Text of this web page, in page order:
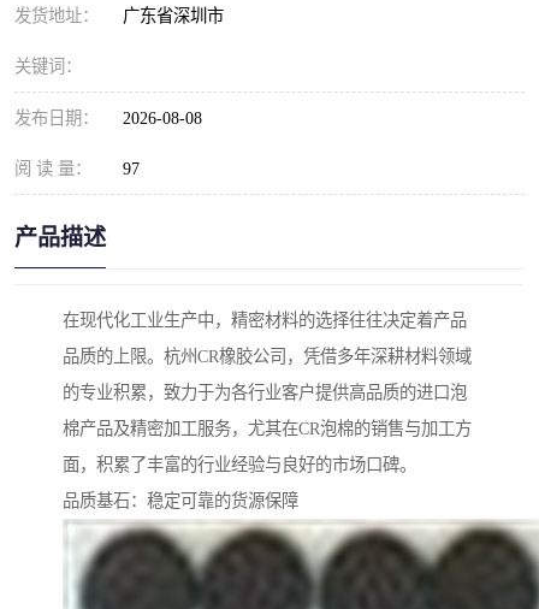
发货地址： 广东省深圳市
关键词：
发布日期： 2026-08-08
阅 读 量： 97
产品描述
在现代化工业生产中，精密材料的选择往往决定着产品
品质的上限。杭州CR橡胶公司，凭借多年深耕材料领域
的专业积累，致力于为各行业客户提供高品质的进口泡
棉产品及精密加工服务，尤其在CR泡棉的销售与加工方
面，积累了丰富的行业经验与良好的市场口碑。
品质基石：稳定可靠的货源保障